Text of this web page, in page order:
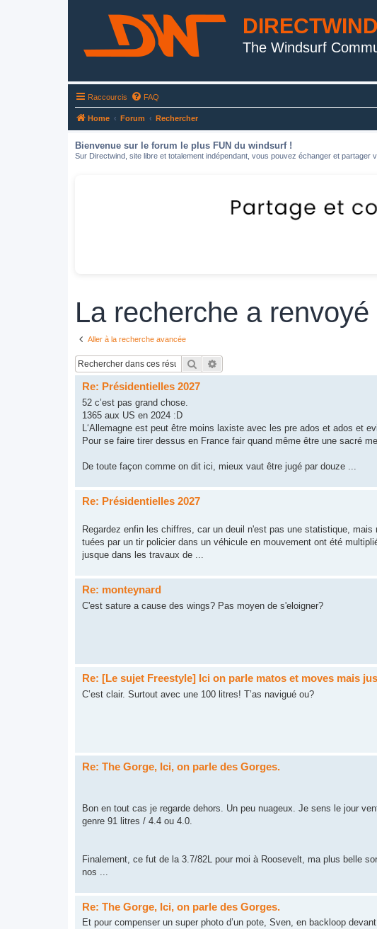
The Windsurf
Raccourcis FAQ
Home Forum Rechercher
Bienvenue sur le forum le plus FUN du windsurf !
Sur Directwind, site libre et totalement indépendant, vous pouvez échanger et partager
La recherche a
Aller à la recherche avancée
Rechercher
Re: Présidentielles 2027
52 c’est pas grand chose.
1365 aux US en 2024 :D
L‘Allemagne est peut être moins laxiste avec les pre ados et ados et
Pour se faire tirer dessus en France fair quand même être une sacré
De toute façon comme on dit ici, mieux vaut être jugé par douze ...
Re: Présidentielles 2027
Regardez enfin les chiffres, car un deuil n'est pas une statistique,
tuées par un tir policier dans un véhicule en mouvement ont été
jusque dans les travaux de ...
Re: monteynard
C'est sature a cause des wings? Pas moyen de s'eloigner?
Re: [Le sujet Freestyle] Ici on parle matos et moves mais
C’est clair. Surtout avec une 100 litres! T’as navigué ou?
Re: The Gorge, Ici, on parle des Gorges.
Bon en tout cas je regarde dehors. Un peu nuageux. Je sens le jour
genre 91 litres / 4.4 ou 4.0.
Finalement, ce fut de la 3.7/82L pour moi à Roosevelt, ma plus belle
nos ...
Re: The Gorge, Ici, on parle des Gorges.
Et pour compenser un super photo d’un pote, Sven, en backloop